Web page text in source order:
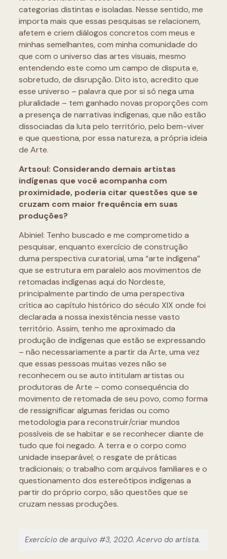
categorias distintas e isoladas. Nesse sentido, me
importa mais que essas pesquisas se relacionem,
afetem e criem diálogos concretos com meus e
minhas semelhantes, com minha comunidade do
que com o universo das artes visuais, mesmo
entendendo este como um campo de disputa e,
sobretudo, de disrupção. Dito isto, acredito que
esse universo – palavra que por si só nega uma
pluralidade – tem ganhado novas proporções com
a presença de narrativas indígenas, que não estão
dissociadas da luta pelo território, pelo bem-viver
e que questiona, por essa natureza, a própria ideia
de Arte.
Artsoul: Considerando demais artistas
indígenas que você acompanha com
proximidade, poderia citar questões que se
cruzam com maior frequência em suas
produções?
Abiniel: Tenho buscado e me comprometido a
pesquisar, enquanto exercício de construção
duma perspectiva curatorial, uma “arte indígena”
que se estrutura em paralelo aos movimentos de
retomadas indígenas aqui do Nordeste,
principalmente partindo de uma perspectiva
crítica ao capítulo histórico do século XIX onde foi
declarada a nossa inexistência nesse vasto
território. Assim, tenho me aproximado da
produção de indígenas que estão se expressando
– não necessariamente a partir da Arte, uma vez
que essas pessoas muitas vezes não se
reconhecem ou se auto intitulam artistas ou
produtoras de Arte – como consequência do
movimento de retomada de seu povo, como forma
de ressignificar algumas feridas ou como
metodologia para reconstruir/criar mundos
possíveis de se habitar e se reconhecer diante de
tudo que foi negado. A terra e o corpo como
unidade inseparável; o resgate de práticas
tradicionais; o trabalho com arquivos familiares e o
questionamento dos estereótipos indígenas a
partir do próprio corpo, são questões que se
cruzam nessas produções.
Exercício de arquivo #3, 2020. Acervo do artista.